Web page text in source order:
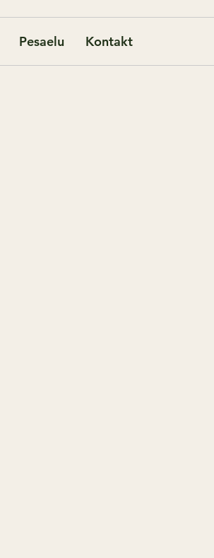
Pesaelu Kontakt